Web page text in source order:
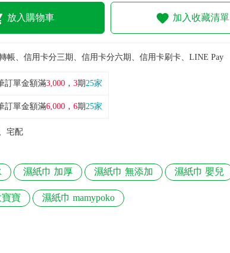
放入購物車 加入收藏清單
帳、信用卡分三期、信用卡分六期、信用卡刷卡、LINE Pay
訂單金額滿3,000 ， 3期25家
訂單金額滿6,000 ， 6期25家
宅配
濕紙巾 加厚 濕紙巾 無添加 濕紙巾 嬰兒
寶 濕紙巾 mamypoko